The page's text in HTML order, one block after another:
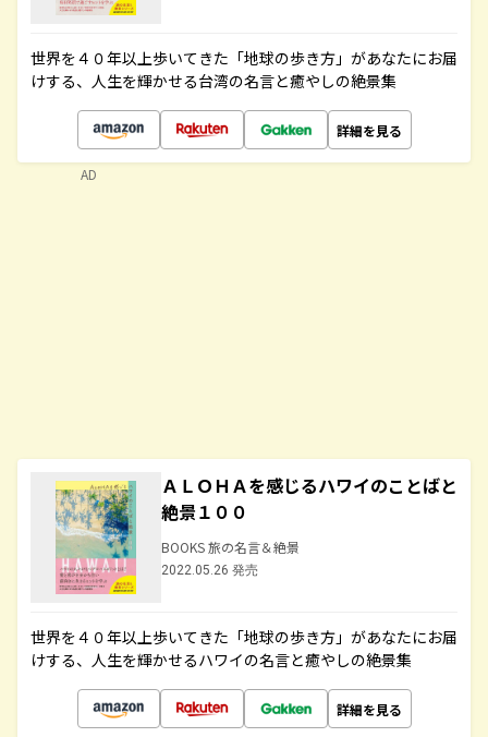
世界を４０年以上歩いてきた「地球の歩き方」があなたにお届
けする、人生を輝かせる台湾の名言と癒やしの絶景集
詳細を見る
ＡＬＯＨＡを感じるハワイのことばと
絶景１００
BOOKS 旅の名言＆絶景
2022.05.26 発売
世界を４０年以上歩いてきた「地球の歩き方」があなたにお届
けする、人生を輝かせるハワイの名言と癒やしの絶景集
詳細を見る
AD